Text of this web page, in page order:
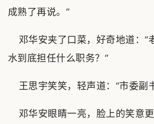
成熟了再说。”
邓华安夹了口菜，好奇地道：“
水到底担任什么职务？”
王思宇笑笑，轻声道：“市委副
邓华安眼睛一亮，脸上的笑意